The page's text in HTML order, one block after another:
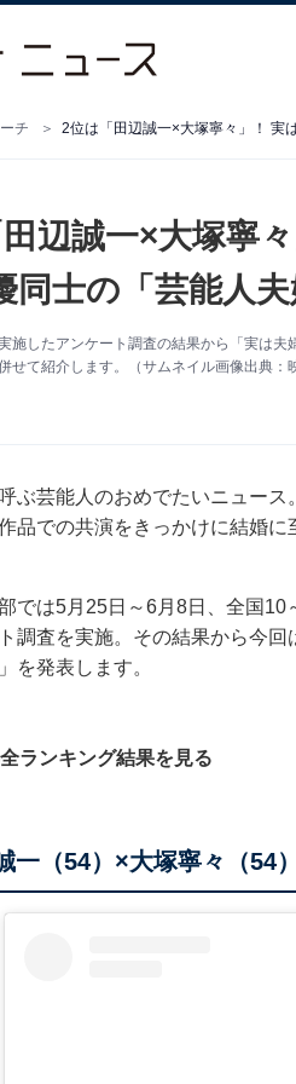
チ 2位は「田辺誠一×大塚寧々」！ 実
辺誠一×大塚寧
同士の「芸能人
施したアンケート調査の結果から「実は
せて紹介します。（サムネイル画像出典：
ぶ芸能人のおめでたいニュー
品での共演をきっかけに結婚に
では5月25日～6月8日、全国
調査を実施。その結果から今
を発表します。
ランキング結果を見る
一（54）×大塚寧々（54）